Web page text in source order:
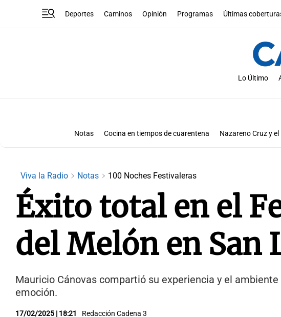
Deportes Caminos Opinión Programas Últimas
Lo Último
Notas Cocina en tiempos de cuarentena Nazareno Cruz y el
Viva la Radio Notas 100 Noches Festivaleras
Éxito total en el
del Melón en San
Mauricio Cánovas compartió su experiencia y el
emoción.
17/02/2025 | 18:21 Redacción Cadena 3